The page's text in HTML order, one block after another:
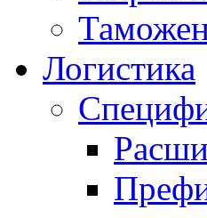
Логистика